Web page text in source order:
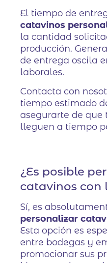
El tiempo de
catavinos
la cantidad
producción.
de entrega oscila
laborales.
Contacta con
tiempo estimado
asegurarte de que
lleguen a tiempo
¿Es posible
catavinos con
Sí, es
personalizar
Esta opción es
entre bodegas y
promocionar sus